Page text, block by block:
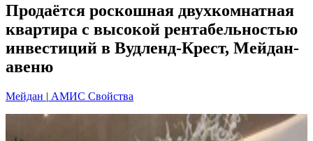
Продаётся роскошная двухкомнатная
квартира с высокой рентабельностью
инвестиций в Вудленд-Крест, Мейдан-
авеню
Мейдан | АМИС Свойства